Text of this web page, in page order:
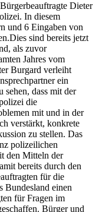
Dieter
In diesem
und 6 Eingaben von
sind bereits jetzt
als zuvor
Jahres vom
Burgard verleiht
ein
sehen, dass mit der
die
mit und in der
verstärkt, konkrete
zu stellen. Das
polizeilichen
den Mitteln der
bereits durch den
für die
Bundesland einen
für Fragen im
Bürger und